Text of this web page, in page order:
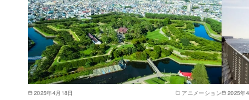
2025年4月18日 アニメーション 2025年